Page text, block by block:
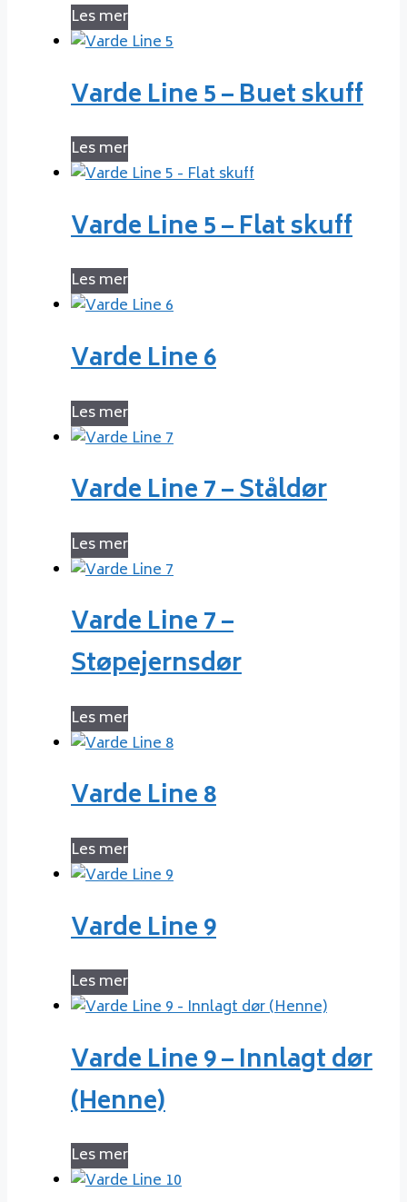
Les mer
Varde Line 5 – Buet skuff
Les mer
Varde Line 5 – Flat skuff
Les mer
Varde Line 6
Les mer
Varde Line 7 – Ståldør
Les mer
Varde Line 7 –
Støpejernsdør
Les mer
Varde Line 8
Les mer
Varde Line 9
Les mer
Varde Line 9 – Innlagt dør
(Henne)
Les mer